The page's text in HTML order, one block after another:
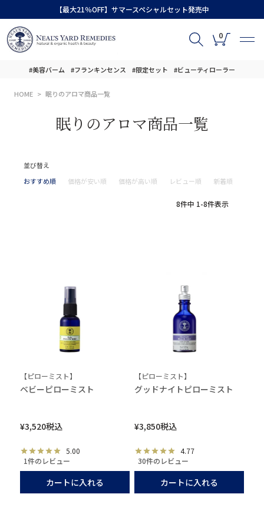
【最大21％OFF】サマースペシャルセット発売中
0
#美容バーム #フランキンセンス #限定セット #ビューティローラー
HOME 眠りのアロマ商品一覧
眠りのアロマ商品一覧
並び替え
おすすめ順
価格が安い順 価格が高い順 レビュー順 新着順
8件中 1-8件表示
【ピローミスト】
ベビーピローミスト
¥3,520税込
5.00
1件のレビュー
カートに入れる
【ピローミスト】
グッドナイトピローミスト
¥3,850税込
4.77
30件のレビュー
カートに入れる